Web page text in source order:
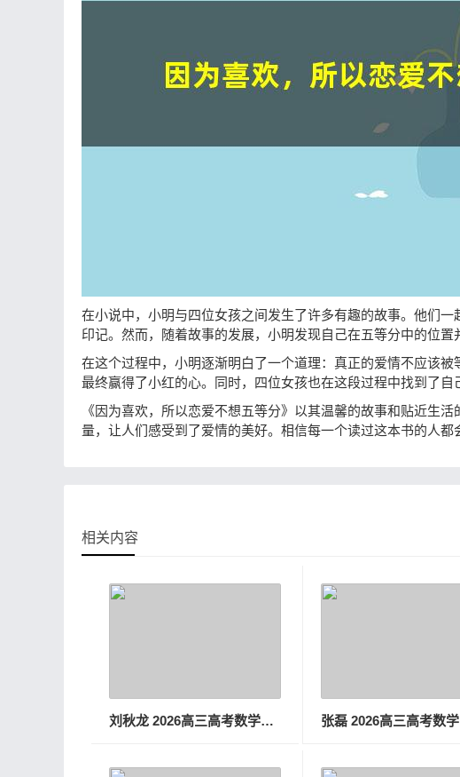
在小说中，小明与四位女孩之间发生了许多有趣的故事。他们
印记。然而，随着故事的发展，小明发现自己在五等分中的位置
在这个过程中，小明逐渐明白了一个道理：真正的爱情不应该
最终赢得了小红的心。同时，四位女孩也在这段过程中找到了自
《因为喜欢，所以恋爱不想五等分》以其温馨的故事和贴近生
量，让人们感受到了爱情的美好。相信每一个读过这本书的人都
相关内容
刘秋龙 2026高三高考数学一轮秋季班